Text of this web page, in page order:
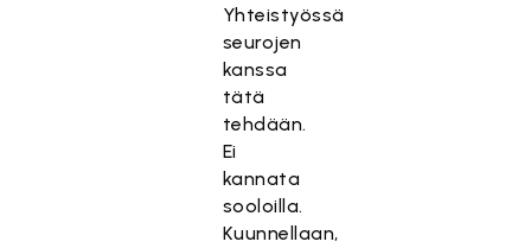
Yhteistyössä
seurojen
kanssa
tätä
tehdään.
Ei
kannata
sooloilla.
Kuunnellaan,